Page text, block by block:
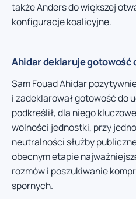
także Anders do większej
konfiguracje koalicyjne.
Ahidar deklaruje gotowość
Sam Fouad Ahidar
i zadeklarował gotowość do
podkreślił, dla niego
wolności jednostki, przy
neutralności służby
obecnym etapie
rozmów i poszukiwanie
spornych.